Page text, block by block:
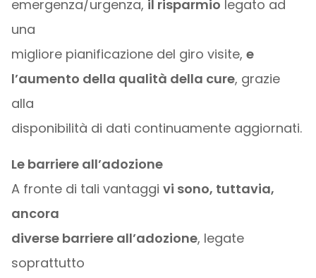
emergenza/urgenza, il risparmio legato ad
una
migliore pianificazione del giro visite, e
l’aumento della qualità della cure, grazie
alla
disponibilità di dati continuamente aggiornati.
Le barriere all’adozione
A fronte di tali vantaggi vi sono, tuttavia,
ancora
diverse barriere all’adozione, legate
soprattutto